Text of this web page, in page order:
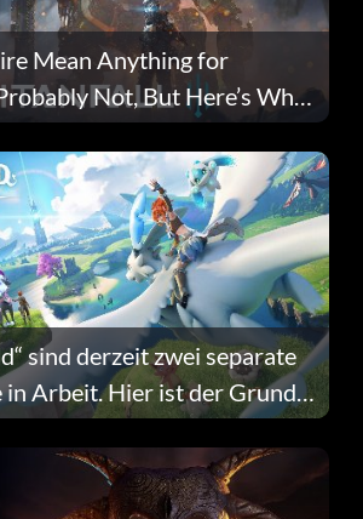
Mean Anything for
Not, But Here’s Why
sind derzeit zwei separate
in Arbeit. Hier ist der Grund